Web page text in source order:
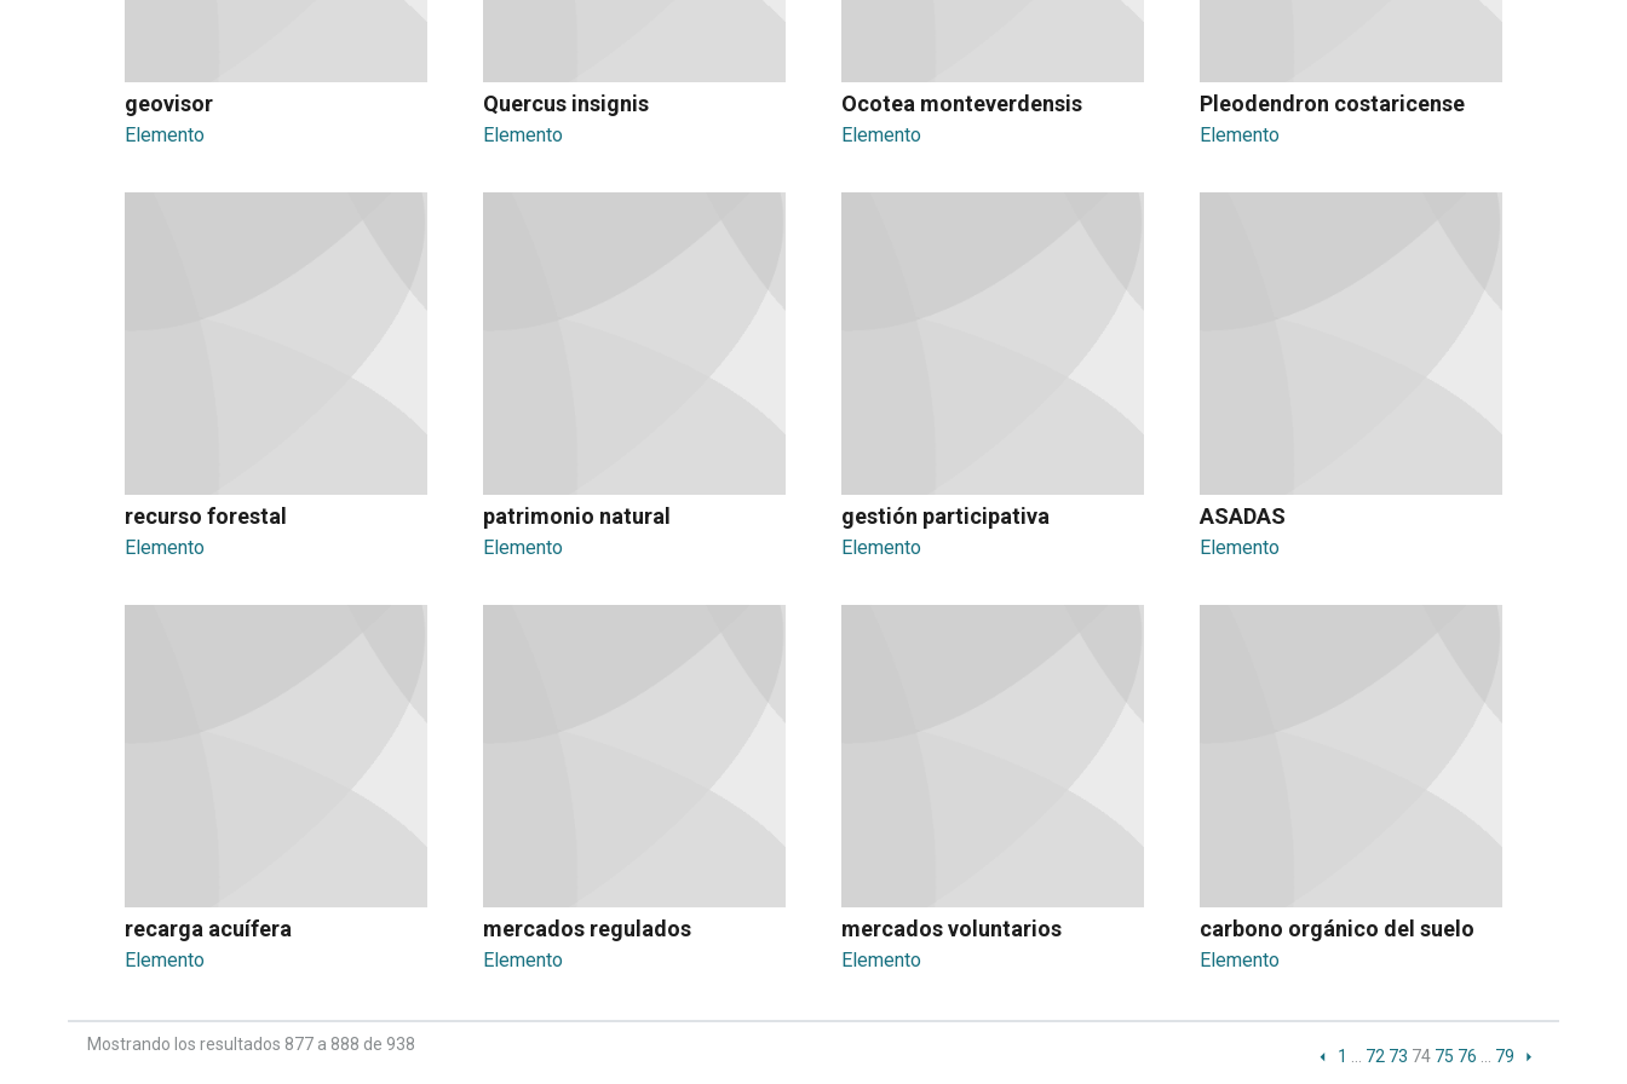
geovisor
Elemento
Quercus insignis
Elemento
Ocotea monteverdensis
Elemento
Pleodendron costaricense
Elemento
recurso forestal
Elemento
patrimonio natural
Elemento
gestión participativa
Elemento
ASADAS
Elemento
recarga acuífera
Elemento
mercados regulados
Elemento
mercados voluntarios
Elemento
carbono orgánico del suelo
Elemento
Mostrando los resultados 877 a 888 de 938
1 72 73 74 75 76 79